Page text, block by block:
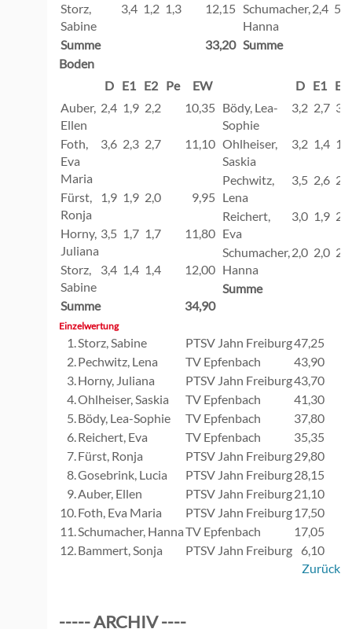
Storz,
Sabine
3,4 1,2 1,3 12,15
Summe 33,20
Schumacher,
Hanna
2,4 5,2
Summe
Boden
D E1 E2 Pe
EW
Auber,
Ellen
2,4 1,9 2,2 10,35
Foth,
Eva
Maria
3,6 2,3 2,7 11,10
Fürst,
Ronja
1,9 1,9 2,0 9,95
Horny,
Juliana
3,5 1,7 1,7 11,80
Storz,
Sabine
3,4 1,4 1,4 12,00
Summe 34,90
D E1 E2
Bödy, Lea-
Sophie
3,2 2,7 3,3
Ohlheiser,
Saskia
3,2 1,4 1,8
Pechwitz,
Lena
3,5 2,6 2,9
Reichert,
Eva
3,0 1,9 2,4
Schumacher,
Hanna
2,0 2,0 2,1
Summe
Einzelwertung
1.Storz, Sabine PTSV Jahn Freiburg47,25
2.Pechwitz, Lena TV Epfenbach
43,90
3.Horny, Juliana PTSV Jahn Freiburg43,70
4.Ohlheiser, Saskia TV Epfenbach
41,30
5.Bödy, Lea-Sophie TV Epfenbach
37,80
6.Reichert, Eva TV Epfenbach
35,35
7.Fürst, Ronja PTSV Jahn Freiburg29,80
8.Gosebrink, Lucia PTSV Jahn Freiburg28,15
9.Auber, Ellen PTSV Jahn Freiburg21,10
10.Foth, Eva Maria PTSV Jahn Freiburg 17,50
11.Schumacher, HannaTV Epfenbach
17,05
12.Bammert, Sonja PTSV Jahn Freiburg
6,10
Zurück
----- ARCHIV ----